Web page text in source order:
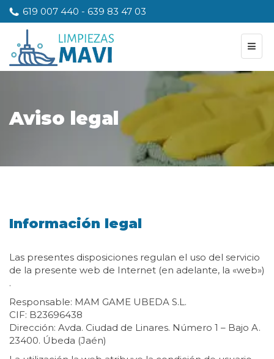
619 007 440 - 639 83 47 03
Aviso legal
Información legal
Las presentes disposiciones regulan el uso del servicio
de la presente web de Internet (en adelante, la «web»)
.
Responsable: MAM GAME UBEDA S.L.
CIF: B23696438
Dirección: Avda. Ciudad de Linares. Número 1 – Bajo A.
23400. Úbeda (Jaén)